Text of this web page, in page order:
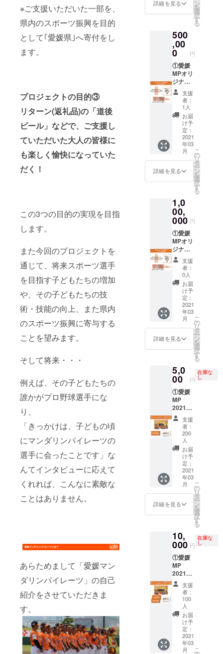
※ご支援いただいた一部を、
県内のスポーツ振興を目的
として｢愛媛県｣へ寄付をし
ます。
プロジェクトの目的③
リターン(返礼品)の「道後
ビール」などで、ご支援し
ていただいた大人の皆様に
も楽しく愉快になっていた
だく！
この3つの目的の実現を目指
します。
また今回のプロジェクトを
通じて、将来スポーツ選手
を目指す子どもたちの増加
や、その子どもたちの技
術・技能の向上、また県内
のスポーツ振興に寄与する
ことを望みます。
そして将来・・・
例えば、その子どもたちの
誰かがプロ野球選手にな
り、
「きっかけは、子どもの頃
にマンダリンパイレーツの
選手に会ったことです」な
んてインタビューに応えて
くれれば、こんなに素敵な
ことはありません。
あらためまして「愛媛マン
ダリンパイレーツ」の自己
紹介をさせていただきま
す。
曜日)・
第一火
込み
は、上
記場
所・期
間で引
換が可
能な方
のみお
願いい
たしま
す。
ス・
コース
付属し
ませ
ん。
ホーム
ゲーム
ケット
20枚 ※
道後オ
レンジ･
エー
ル、道
後ビー
ルのラ
ベルの
デザイ
ンは写
真と多
少異な
る場合
がござ
いま
す。 ※
グラ
ス・
コース
付属し
ませ
ん。
ナルラ
ベル 道
ル ヴァ
イツェ
ン(のぼ
さん
ビー
ル)200
ml24本
③監督･
コーチ･
全選手
直筆サ
イン･
メッ
セージ
色紙 ④
愛媛
MP202
1公式戦
ホーム
ゲーム
ケット
30枚 ※
道後オ
レンジ･
エー
ル、道
後ビー
ルのラ
ベルの
デザイ
ンは写
真と多
少異な
る場合
がござ
いま
す。 ※
グラ
ス・
コース
付属し
ませ
ん。
詳細を見る ン
を
選
択
す
る
500
,00
0 円
①愛媛
MPオリ
ジナル
ラベル
道後オ
レンジ･
エール
カラマ
ンダリ
200ml3
0本 ②
愛媛MP
オリジ
ナルラ
ベル 道
ル ヴァ
イツェ
ン(のぼ
さん
ビー
ル)200
ml30本
③監督･
コーチ･
全選手
直筆サ
イン･
メッ
セージ
色紙 ④
愛媛
MP202
1公式戦
ホーム
ゲーム
ケット
50枚 ※
道後オ
レンジ･
エー
ル、道
後ビー
ルのラ
ベルの
デザイ
ンは写
真と多
少異な
る場合
がござ
いま
す。 ※
グラ
付属し
ませ
ん。
支援
者：
1人
お届
け予
定：
2021
年03
月
詳細を見る
こ
の
リ
タ
ー
ン
を
選
択
す
る
1,0
00,
000 円
①愛媛
MPオリ
ジナル
ラベル
道後オ
レンジ･
エール
カラマ
ンダリ
200ml3
9本 ②
愛媛MP
オリジ
ナルラ
ベル 道
ル ヴァ
イツェ
ン(のぼ
さん
ビー
ル)200
ml39本
③監督･
コーチ･
全選手
直筆サ
イン･
メッ
セージ
色紙 ④
愛媛
MP202
1公式戦
ケット
100枚 ※
道後オ
レンジ･
エー
ル、道
後ビー
ルのラ
ベルの
デザイ
ンは写
真と多
少異な
る場合
がござ
支援
者：
0人
お届
け予
定：
2021
年03
月
詳細を見る
こ
の
リ
タ
ー
ン
を
選
択
す
る
5,0
00 円
在庫な
し
①愛媛
MP
2021
シーズ
ン後援
会個人
会員特
典［ ◎
招待券3
枚 ◎選
手名鑑1
冊 ◎
グッズ
購入券
1,000円
バッグ1
個◎会
員限定
マフ
ラータ
オル1枚
◎サ
ポート
ショッ
プ優待
サービ
ス ◎入
場料
30%OF
F］※会
支援
者：
200
人
お届
け予
定：
2021
年03
月
詳細を見る
こ
の
リ
タ
ー
ン
を
選
択
す
る
10,
000 円
在庫な
し
①愛媛
MP
2021
シーズ
ン後援
会個人
ゴール
ド会員
特典
［◎入
場券7枚
◎選手
支援
者：
100
人
お届
け予
定：
2021
年03
月
こ